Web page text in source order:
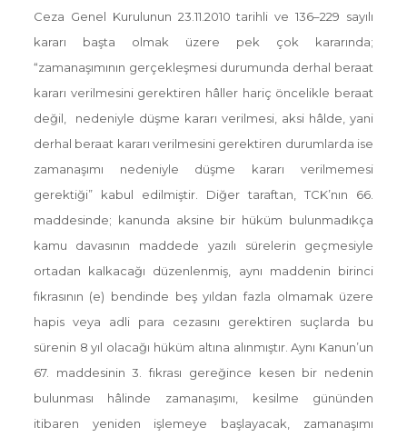
Ceza Genel Kurulunun 23.11.2010 tarihli ve 136–229 sayılı
kararı başta olmak üzere pek çok kararında;
“zamanaşımının gerçekleşmesi durumunda derhal beraat
kararı verilmesini gerektiren hâller hariç öncelikle beraat
değil, nedeniyle düşme kararı verilmesi, aksi hâlde, yani
derhal beraat kararı verilmesini gerektiren durumlarda ise
zamanaşımı nedeniyle düşme kararı verilmemesi
gerektiği” kabul edilmiştir. Diğer taraftan, TCK’nın 66.
maddesinde; kanunda aksine bir hüküm bulunmadıkça
kamu davasının maddede yazılı sürelerin geçmesiyle
ortadan kalkacağı düzenlenmiş, aynı maddenin birinci
fıkrasının (e) bendinde beş yıldan fazla olmamak üzere
hapis veya adli para cezasını gerektiren suçlarda bu
sürenin 8 yıl olacağı hüküm altına alınmıştır. Aynı Kanun’un
67. maddesinin 3. fıkrası gereğince kesen bir nedenin
bulunması hâlinde zamanaşımı, kesilme gününden
itibaren yeniden işlemeye başlayacak, zamanaşımı